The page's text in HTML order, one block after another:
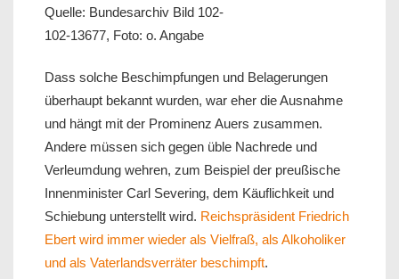
Quelle: Bundesarchiv Bild 102-
102-13677, Foto: o. Angabe
Dass solche Beschimpfungen und Belagerungen
überhaupt bekannt wurden, war eher die Ausnahme
und hängt mit der Prominenz Auers zusammen.
Andere müssen sich gegen üble Nachrede und
Verleumdung wehren, zum Beispiel der preußische
Innenminister Carl Severing, dem Käuflichkeit und
Schiebung unterstellt wird. Reichspräsident Friedrich
Ebert wird immer wieder als Vielfraß, als Alkoholiker
und als Vaterlandsverräter beschimpft.